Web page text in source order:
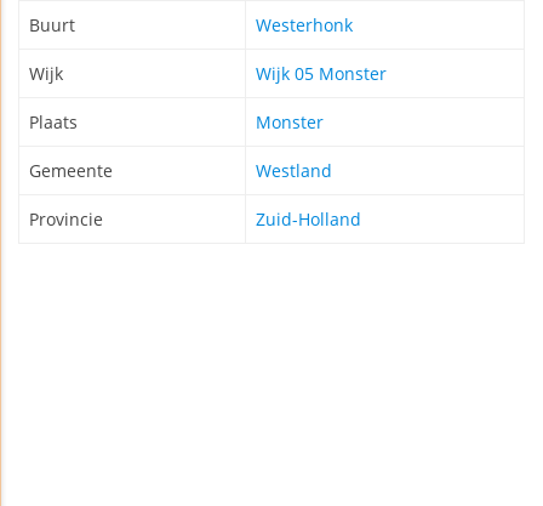
Buurt Westerhonk
Wijk Wijk 05 Monster
Plaats Monster
Gemeente Westland
Provincie Zuid-Holland